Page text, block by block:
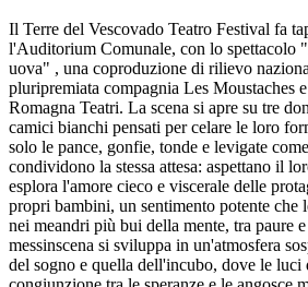
Il Terre del Vescovado Teatro Festival fa
l'Auditorium Comunale, con lo spettacolo
uova" , una coproduzione di rilievo
pluripremiata compagnia Les Moustaches
Romagna Teatri. La scena si apre su tre
camici bianchi pensati per celare le loro
solo le pance, gonfie, tonde e levigate
condividono la stessa attesa: aspettano il
esplora l'amore cieco e viscerale delle
propri bambini, un sentimento potente che
nei meandri più bui della mente, tra paure
messinscena si sviluppa in un'atmosfera
del sogno e quella dell'incubo, dove le